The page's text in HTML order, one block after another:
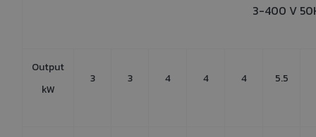
3-400 V
Output
kW
3 3 4 4 4 5.5